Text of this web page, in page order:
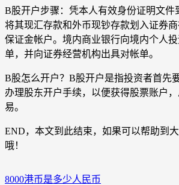
B股开户步骤：凭本人有效身份证明文件
将其现汇存款和外币现钞存款划入证券
保证金帐户。境内商业银行向境内个人
单，并向证券经营机构出具对帐单。
B股怎么开户？B股开户是指投资者首先
办理股东开户手续，以便获得股票账户
易。
END，本文到此结束，如果可以帮助到
哦！
8000港币是多少人民币